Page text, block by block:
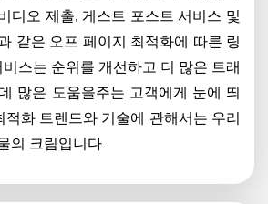
디오 제출, 게스트 포스트 서비스 및
같은 오프 페이지 최적화에 따른 링
스는 순위를 개선하고 더 많은 트래
많은 도움을주는 고객에게 눈에 띄
적화 트렌드와 기술에 관해서는 우리
의 크림입니다.